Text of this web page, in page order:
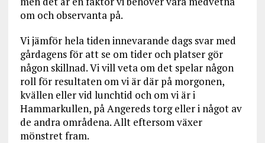
om och observanta på.
Vi jämför hela tiden innevarande dags svar med
gårdagens för att se om tider och platser gör
någon skillnad. Vi vill veta om det spelar någon
roll för resultaten om vi är där på morgonen,
kvällen eller vid lunchtid och om vi är i
Hammarkullen, på Angereds torg eller i något av
de andra områdena. Allt eftersom växer
mönstret fram.